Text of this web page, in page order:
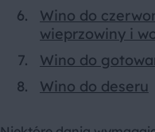
Wino do
wieprzowiny i
Wino do
Wino do deseru